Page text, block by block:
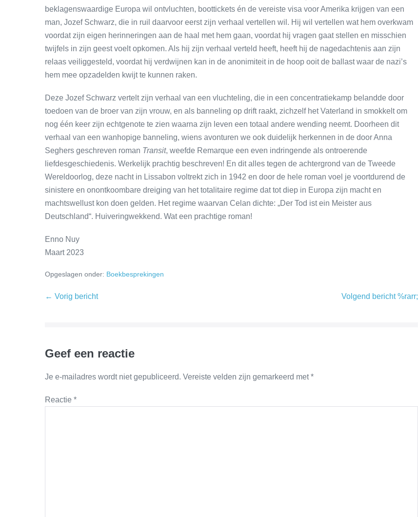
beklagenswaardige Europa wil ontvluchten, boottickets én de vereiste visa voor Amerika krijgen van een
man, Jozef Schwarz, die in ruil daarvoor eerst zijn verhaal vertellen wil. Hij wil vertellen wat hem overkwam
voordat zijn eigen herinneringen aan de haal met hem gaan, voordat hij vragen gaat stellen en misschien
twijfels in zijn geest voelt opkomen. Als hij zijn verhaal verteld heeft, heeft hij de nagedachtenis aan zijn
relaas veiliggesteld, voordat hij verdwijnen kan in de anonimiteit in de hoop ooit de ballast waar de nazi’s
hem mee opzadelden kwijt te kunnen raken.
Deze Jozef Schwarz vertelt zijn verhaal van een vluchteling, die in een concentratiekamp belandde door
toedoen van de broer van zijn vrouw, en als banneling op drift raakt, zichzelf het Vaterland in smokkelt om
nog één keer zijn echtgenote te zien waarna zijn leven een totaal andere wending neemt. Doorheen dit
verhaal van een wanhopige banneling, wiens avonturen we ook duidelijk herkennen in de door Anna
Seghers geschreven roman Transit, weefde Remarque een even indringende als ontroerende
liefdesgeschiedenis. Werkelijk prachtig beschreven! En dit alles tegen de achtergrond van de Tweede
Wereldoorlog, deze nacht in Lissabon voltrekt zich in 1942 en door de hele roman voel je voortdurend de
sinistere en onontkoombare dreiging van het totalitaire regime dat tot diep in Europa zijn macht en
machtswellust kon doen gelden. Het regime waarvan Celan dichte: „Der Tod ist ein Meister aus
Deutschland“. Huiveringwekkend. Wat een prachtige roman!
Enno Nuy
Maart 2023
Opgeslagen onder: Boekbesprekingen
← Vorig bericht Volgend bericht %rarr;
Geef een reactie
Je e-mailadres wordt niet gepubliceerd. Vereiste velden zijn gemarkeerd met*
Reactie *